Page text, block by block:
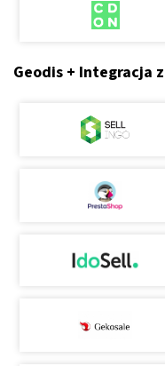
Geodis + Integracja